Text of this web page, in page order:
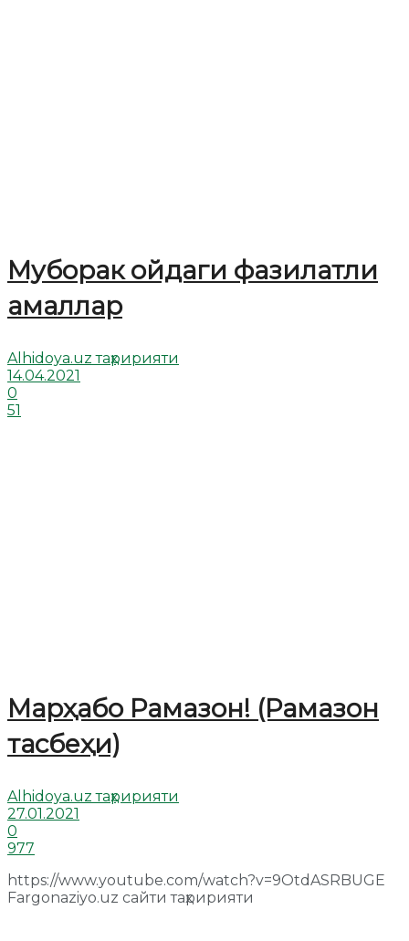
Муборак ойдаги фазилатли
амаллар
Alhidoya.uz таҳририяти
14.04.2021
0
51
Марҳабо Рамазон! (Рамазон
тасбеҳи)
Alhidoya.uz таҳририяти
27.01.2021
0
977
https://www.youtube.com/watch?v=9OtdASRBUGE
Fargonaziyo.uz сайти таҳририяти